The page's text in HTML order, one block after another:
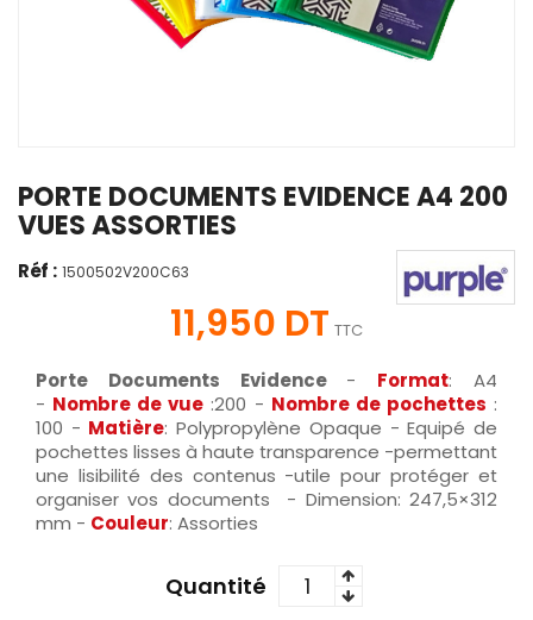
PORTE DOCUMENTS EVIDENCE A4 200
VUES ASSORTIES
Réf : 1500502V200C63
11,950 DT TTC
Porte Documents Evidence - Format: A4
- Nombre de vue :200 - Nombre de pochettes :
100 - Matière: Polypropylène Opaque - Equipé de
pochettes lisses à haute transparence -permettant
une lisibilité des contenus -utile pour protéger et
organiser vos documents - Dimension: 247,5×312
mm - Couleur: Assorties
Quantité